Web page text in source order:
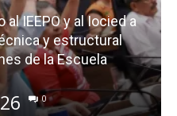
IEEPO y al Iocied a
y estructural
de la Escuela
0